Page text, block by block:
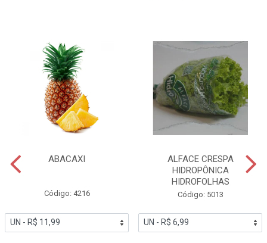
ABACAXI
Código: 4216
ALFACE CRESPA
HIDROPÔNICA
HIDROFOLHAS
Código: 5013